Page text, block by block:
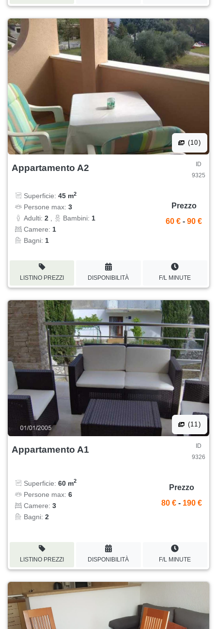
(10)
Appartamento A2
ID
9325
Superficie: 45 m2
Persone max: 3
Adulti: 2 Bambini: 1
Camere: 1
Bagni: 1
Prezzo
60 € - 90 €
LISTINO PREZZI DISPONIBILITÀ F/L MINUTE
(11)
Appartamento A1
ID
9326
Superficie: 60 m2
Persone max: 6
Camere: 3
Bagni: 2
Prezzo
80 € - 190 €
LISTINO PREZZI DISPONIBILITÀ F/L MINUTE